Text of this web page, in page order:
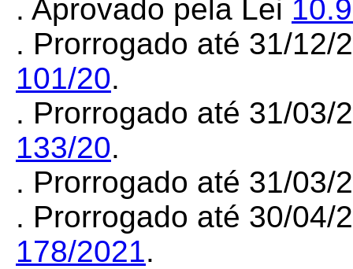
. Aprovado pela Lei
. Prorrogado até 31/12/
101/20.
. Prorrogado até 31/03/
133/20.
. Prorrogado até 31/03/
. Prorrogado até 30/04/
178/2021.